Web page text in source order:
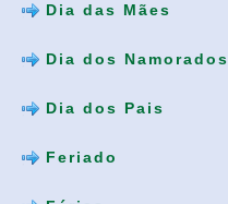
Dia das Mães
Dia dos Namorados
Dia dos Pais
Feriado